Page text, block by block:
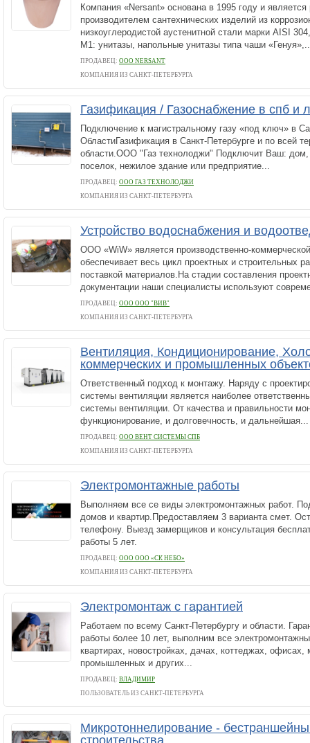
Компания «Nersant» основана в 1995 году и является
производителем сантехнических изделий из
низкоуглеродистой аустенитной стали марки AISI
М1: унитазы, напольные унитазы типа чаши
ПРОДАВЕЦ: ООО NERSANT
КОМПАНИЯ ИЗ САНКТ-ПЕТЕРБУРГА
Газификация / Газоснабжение в спб и
Подключение к магистральному газу «под ключ» в
ОбластиГазификация в Санкт-Петербурге и по всей
области.ООО "Газ технолоджи" Подключит Ваш: дом,
поселок, нежилое здание или предприятие...
ПРОДАВЕЦ: ООО ГАЗ ТЕХНОЛОДЖИ
КОМПАНИЯ ИЗ САНКТ-ПЕТЕРБУРГА
Устройство водоснабжения и
ООО «WiW» является производственно-
обеспечивает весь цикл проектных и строительных
поставкой материалов.На стадии составления
документации наши специалисты используют
ПРОДАВЕЦ: ООО ООО "ВИВ"
КОМПАНИЯ ИЗ САНКТ-ПЕТЕРБУРГА
Вентиляция, Кондиционирование,
коммерческих и промышленных
Ответственный подход к монтажу. Наряду с
системы вентиляции является наиболее
системы вентиляции. От качества и правильности
функционирование, и долговечность, и дальнейшая...
ПРОДАВЕЦ: ООО ВЕНТ СИСТЕМЫ СПБ
КОМПАНИЯ ИЗ САНКТ-ПЕТЕРБУРГА
Электромонтажные работы
Выполняем все се виды электромонтажных работ.
домов и квартир.Предоставляем 3 варианта смет.
телефону. Выезд замерщиков и консультация
работы 5 лет.
ПРОДАВЕЦ: ООО ООО «СК НЕБО»
КОМПАНИЯ ИЗ САНКТ-ПЕТЕРБУРГА
Электромонтаж с гарантией
Работаем по всему Санкт-Петербургу и области.
работы более 10 лет, выполним все
квартирах, новостройках, дачах, коттеджах, офисах,
промышленных и других...
ПРОДАВЕЦ: ВЛАДИМИР
ПОЛЬЗОВАТЕЛЬ ИЗ САНКТ-ПЕТЕРБУРГА
Микротоннелирование -
строительства.